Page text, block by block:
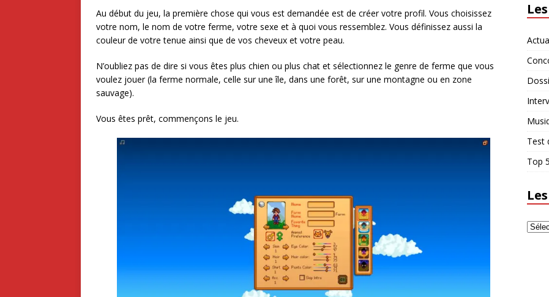
Au début du jeu, la première chose qui vous est demandée est de créer votre profil. Vous choisissez
votre nom, le nom de votre ferme, votre sexe et à quoi vous ressemblez. Vous définissez aussi la
couleur de votre tenue ainsi que de vos cheveux et votre peau.
N’oubliez pas de dire si vous êtes plus chien ou plus chat et sélectionnez le genre de ferme que vous
voulez jouer (la ferme normale, celle sur une île, dans une forêt, sur une montagne ou en zone
sauvage).
Vous êtes prêt, commençons le jeu.
Test
Top